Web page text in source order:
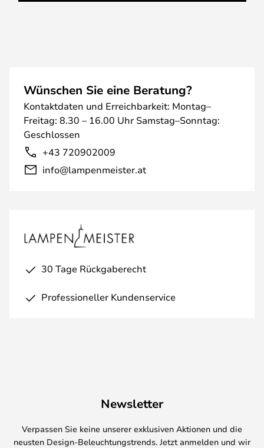
Wünschen Sie eine Beratung?
Kontaktdaten und Erreichbarkeit: Montag–
Freitag: 8.30 – 16.00 Uhr Samstag–Sonntag:
Geschlossen
+43 720902009
info@lampenmeister.at
30 Tage Rückgaberecht
Professioneller Kundenservice
Newsletter
Verpassen Sie keine unserer exklusiven Aktionen und die
neusten Design-Beleuchtungstrends. Jetzt anmelden und wir